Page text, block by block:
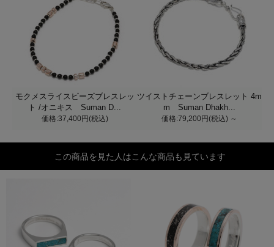
モクメスライスビーズブレスレッ
ト /オニキス Suman D...
価格:37,400円(税込)
ツイストチェーンブレスレット 4m
m Suman Dhakh...
価格:79,200円(税込) ～
この商品を見た人はこんな商品も見ています